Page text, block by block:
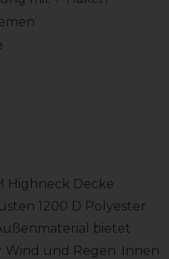
Highneck Decke
1200 D Polyester
bietet
und Regen. Innen